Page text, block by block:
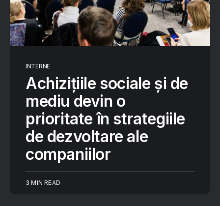
INTERNE
Achizițiile sociale și de
mediu devin o
prioritate în strategiile
de dezvoltare ale
companiilor
3 MIN READ